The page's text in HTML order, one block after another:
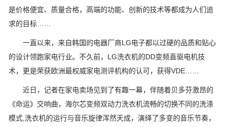
是价格便宜、质量合格，高端的功能、创新的技术等都成为人们追
求的目标……
一直以来，来自韩国的电器厂商LG电子都以过硬的品质和贴心
的设计领跑家电行业。不久前，LG洗衣机的DD变频直驱电机技
术，更是荣获欧洲最权威家电测评机构的认可，获得VDE……
近日，记者在家电卖场见到了有趣一幕，伴随着贝多芬激昂的
《命运》交响曲，海尔芯变频双动力洗衣机流畅的切换不同的洗涤
模式,洗衣机的运行与音乐旋律浑然天成，演绎了多变的音乐节奏，